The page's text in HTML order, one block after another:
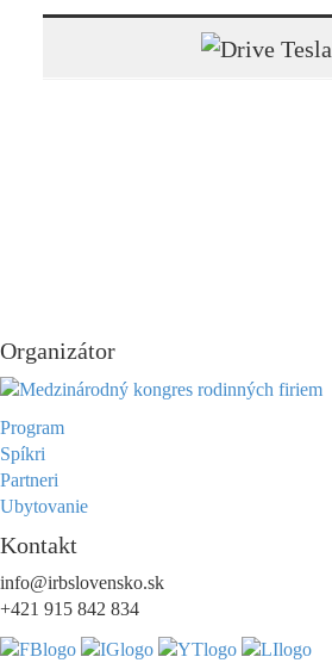
Organizátor
Program
Spíkri
Partneri
Ubytovanie
Kontakt
info@irbslovensko.sk
+421 915 842 834